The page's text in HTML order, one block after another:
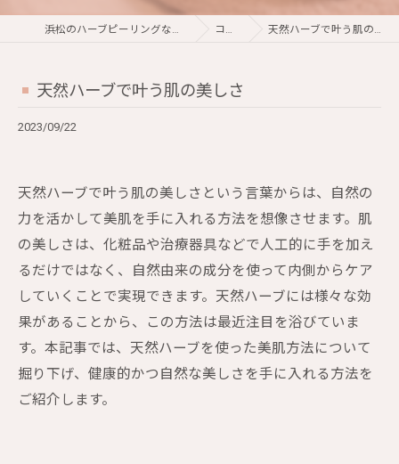
浜松のハーブピーリングならViMORE コラム 天然ハーブで叶う肌の美しさ
天然ハーブで叶う肌の美しさ
2023/09/22
天然ハーブで叶う肌の美しさという言葉からは、自然の
力を活かして美肌を手に入れる方法を想像させます。肌
の美しさは、化粧品や治療器具などで人工的に手を加え
るだけではなく、自然由来の成分を使って内側からケア
していくことで実現できます。天然ハーブには様々な効
果があることから、この方法は最近注目を浴びていま
す。本記事では、天然ハーブを使った美肌方法について
掘り下げ、健康的かつ自然な美しさを手に入れる方法を
ご紹介します。